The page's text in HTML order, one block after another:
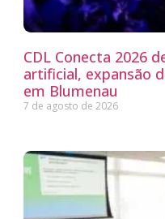
CDL Conecta 2026
artificial, expansão
em Blumenau
7 de agosto de 2026